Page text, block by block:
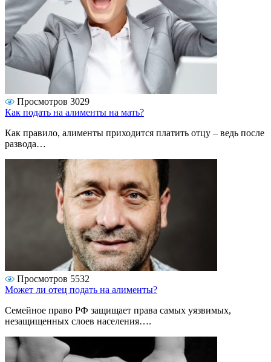
Просмотров 3029
Как подать на алименты на мать?
Как правило, алименты приходится платить отцу – ведь после
развода…
Просмотров 5532
Может ли отец подать на алименты?
Семейное право РФ защищает права самых уязвимых,
незащищенных слоев населения….